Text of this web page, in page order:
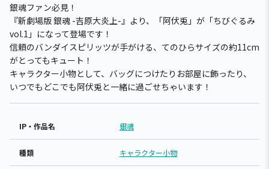
銀魂ファン必見！
『新劇場版 銀魂 -吉原大炎上-』より、「阿伏兎」が「ちびぐるみ
vol.1」になって登場です！
信頼のバンダイスピリッツが手がける、てのひらサイズの約11cm
がとってもキュート！
キャラクター小物として、バッグにつけたりお部屋に飾ったり、
いつでもどこでも阿伏兎と一緒に過ごせちゃいます！
IP・作品名 銀魂
種類 キャラクター小物